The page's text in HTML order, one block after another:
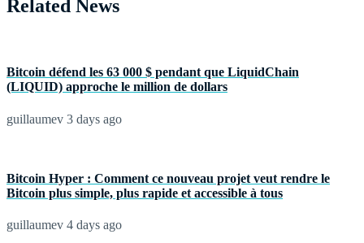
Related News
Bitcoin défend les 63 000 $ pendant que LiquidChain
(LIQUID) approche le million de dollars
guillaumev 3 days ago
Bitcoin Hyper : Comment ce nouveau projet veut rendre le
Bitcoin plus simple, plus rapide et accessible à tous
guillaumev 4 days ago